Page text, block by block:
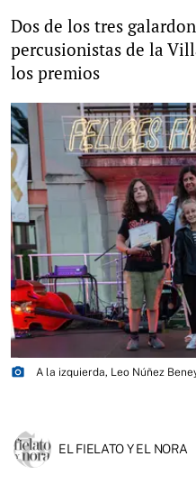
Dos de los tres
percusionistas de la
los premios
photo_camera
A la izquierda, Leo Núñez
EL FIELATO Y EL NORA